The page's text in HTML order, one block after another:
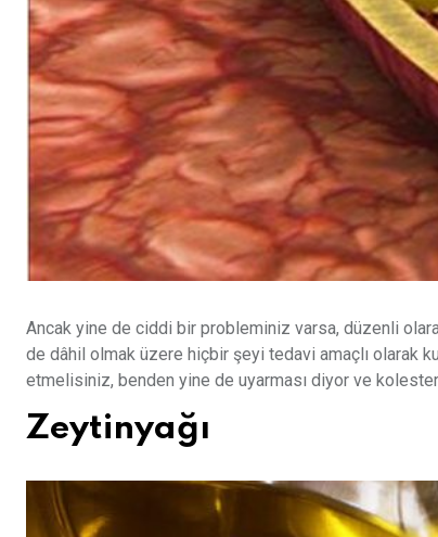
Ancak yine de ciddi bir probleminiz varsa, düzenli
de dâhil olmak üzere hiçbir şeyi tedavi amaçlı olarak
etmelisiniz, benden yine de uyarması diyor ve
Zeytinyağı